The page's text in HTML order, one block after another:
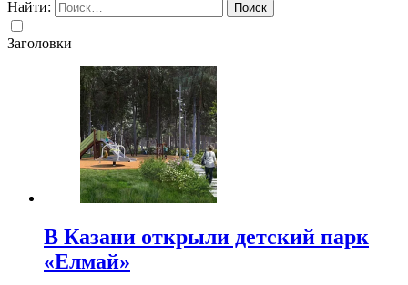
Найти:
Заголовки
В Казани открыли детский парк
«Елмай»